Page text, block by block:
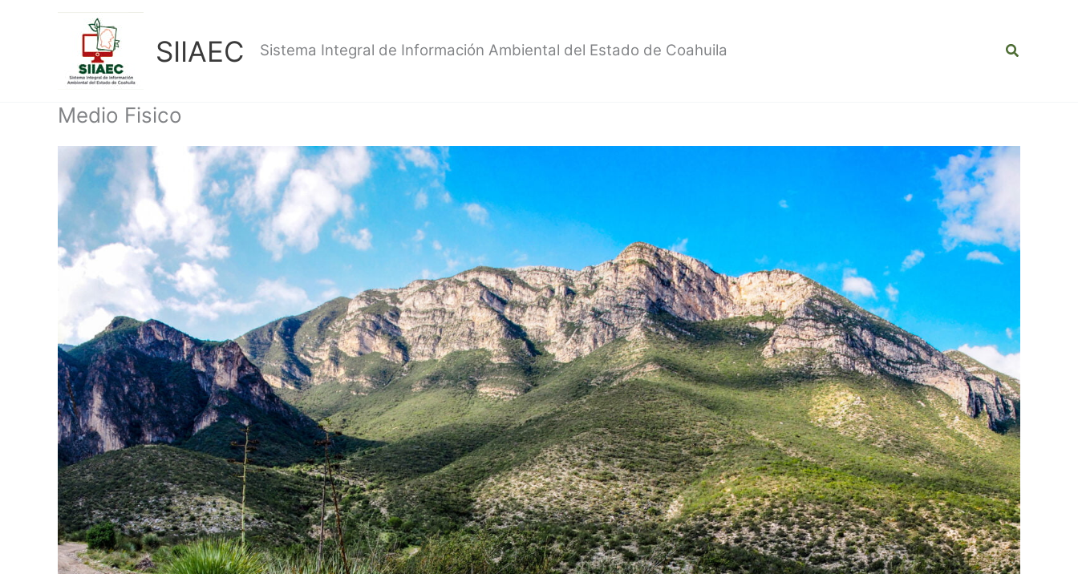
SIIAEC Sistema Integral de Información Ambiental del Estado de Coahuila Buscar
Medio Fisico